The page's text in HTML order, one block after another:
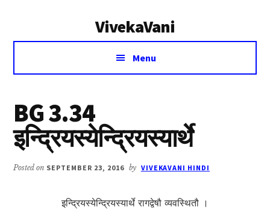
VivekaVani
Voice
Vivekananda
Menu
BG 3.34
इन्द्रियस्येन्द्रियस्यार्थे
Posted on SEPTEMBER 23, 2016 by VIVEKAVANI HINDI
इन्द्रियस्येन्द्रियस्यार्थे रागद्वेषौ व्यवस्थितौ ।